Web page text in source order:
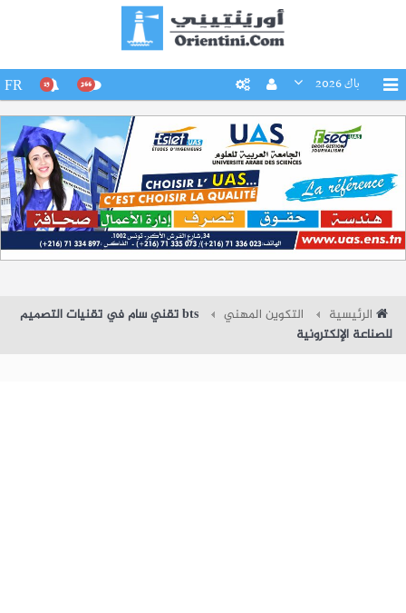
باك 2026 266
15
FR
الرئيسية التكوين المهني
bts تقني سام في تقنيات التصميم
للصناعة الإلكترونية